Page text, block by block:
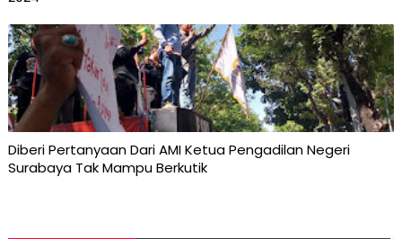
Diberi Pertanyaan Dari AMI Ketua Pengadilan Negeri
Surabaya Tak Mampu Berkutik